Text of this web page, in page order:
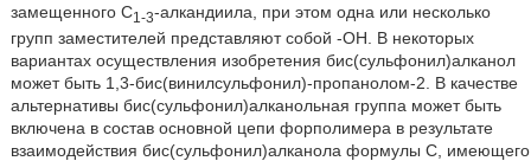
замещенного C1-3-алкандиила, при этом одна или несколько
групп заместителей представляют собой -OH. В некоторых
вариантах осуществления изобретения бис(сульфонил)алканол
может быть 1,3-бис(винилсульфонил)-пропанолом-2. В качестве
альтернативы бис(сульфонил)алканольная группа может быть
включена в состав основной цепи форполимера в результате
взаимодействия бис(сульфонил)алканола формулы C, имеющего